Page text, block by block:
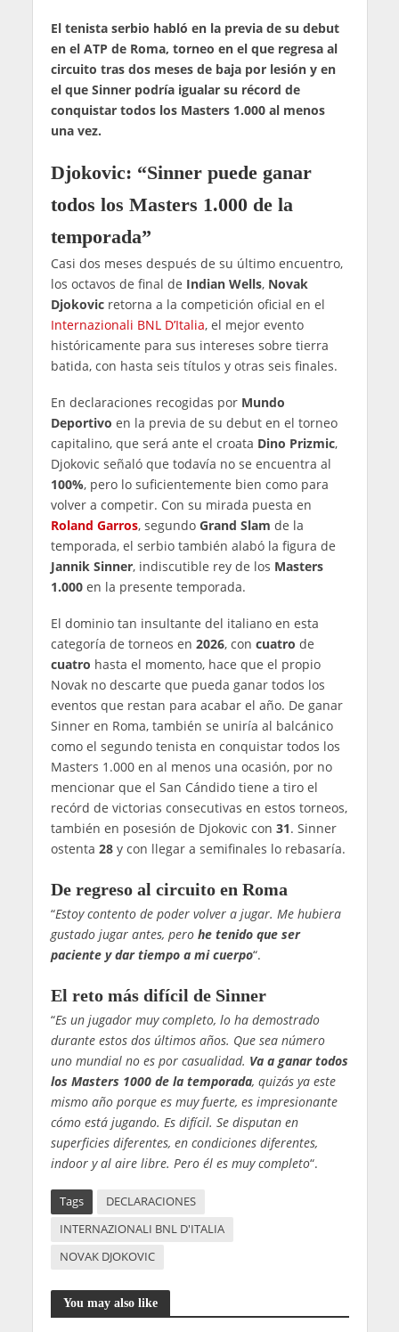
El tenista serbio habló en la previa de su debut
en el ATP de Roma, torneo en el que regresa al
circuito tras dos meses de baja por lesión y en
el que Sinner podría igualar su récord de
conquistar todos los Masters 1.000 al menos
una vez.
Djokovic: “Sinner puede ganar
todos los Masters 1.000 de la
temporada”
Casi dos meses después de su último encuentro,
los octavos de final de Indian Wells, Novak
Djokovicretorna a la competición oficial en el
Internazionali BNL D’Italia, el mejor evento
históricamente para sus intereses sobre tierra
batida, con hasta seis títulos y otras seis finales.
En declaraciones recogidas por Mundo
Deportivo en la previa de su debut en el torneo
capitalino, que será ante el croata Dino Prizmic,
Djokovic señaló que todavía no se encuentra al
100%, pero lo suficientemente bien como para
volver a competir. Con su mirada puesta en
Roland Garros, segundo Grand Slam de la
temporada, el serbio también alabó la figura de
Jannik Sinner, indiscutible rey de los Masters
1.000en la presente temporada.
El dominio tan insultante del italiano en esta
categoría de torneos en 2026, con cuatro de
cuatro hasta el momento, hace que el propio
Novak no descarte que pueda ganar todos los
eventos que restan para acabar el año. De ganar
Sinner en Roma, también se uniría al balcánico
como el segundo tenista en conquistar todos los
Masters 1.000 en al menos una ocasión, por no
mencionar que el San Cándido tiene a tiro el
recórd de victorias consecutivas en estos torneos,
también en posesión de Djokovic con 31. Sinner
ostenta 28y con llegar a semifinales lo rebasaría.
De regreso al circuito en Roma
“Estoy contento de poder volver a jugar. Me hubiera
gustado jugar antes, pero he tenido que ser
paciente y dar tiempo a mi cuerpo“.
El reto más difícil de Sinner
“Es un jugador muy completo, lo ha demostrado
durante estos dos últimos años. Que sea número
uno mundial no es por casualidad. Va a ganar todos
los Masters 1000 de la temporada, quizás ya este
mismo año porque es muy fuerte, es impresionante
cómo está jugando. Es difícil. Se disputan en
superficies diferentes, en condiciones diferentes,
indoor y al aire libre. Pero él es muy completo“.
Tags
DECLARACIONES
INTERNAZIONALI BNL D'ITALIA
NOVAK DJOKOVIC
You may also like